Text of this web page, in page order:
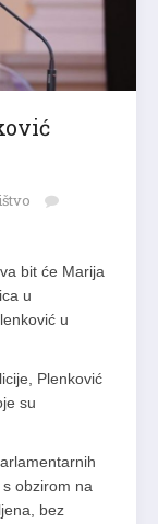
bit će Marija
u
u
Plenković
su
obzirom na
bez